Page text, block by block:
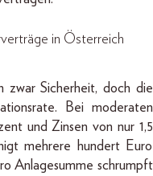
in Österreich
zwar Sicherheit, doch die
Bei moderaten
und Zinsen von nur 1,5
mehrere hundert Euro
Anlagesumme schrumpft